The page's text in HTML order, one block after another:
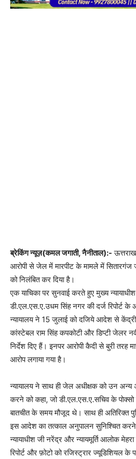
ब्रेकिंग न्यूज़(कमल जगाती, नैनीताल):-
आरोपी से जेल में मारपीट के मामले में
को निलंबित कर दिया है।
एक याचिका पर सुनवाई करते हुए मुख्य
डी.एल.एस.ए.उधम सिंह नगर की दर्ज रिपोर्ट के
न्यायालय ने 15 जुलाई को दजिये आदेश से
कांस्टेबल राम सिंह कपकोटी और डिप्टी जेलर
निर्देश दिए हैं। इनपर आरोपी कैदी से बुरी
आरोप लगाया गया है।
न्यायालय ने साथ ही जेल अधीक्षक को उन अन्य
करने को कहा, जो डी.एल.एस.ए.सचिव के
बातचीत के समय मौजूद थे। साथ ही अतिरिक्त
इस आदेश का तत्काल अनुपालन सुनिश्चित करने
न्यायाधीश जी नरेंद्र और न्यायमूर्ति आलोक
रिपोर्ट और फ़ोटो को रजिस्ट्रार ज्यूडिशियल के